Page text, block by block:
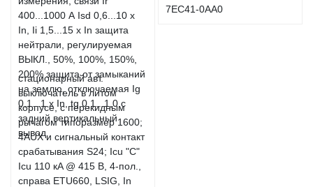
стационарный авт.
выключатель в литом
корпусе, с перекидным
рычагом типоразмер 1600;
4AUX и сигнальный контакт
срабатывания S24; Icu "C"
Icu 110 кA @ 415 В, 4-пол.,
справа ETU660, LSIG, In
7EC41-0AA0